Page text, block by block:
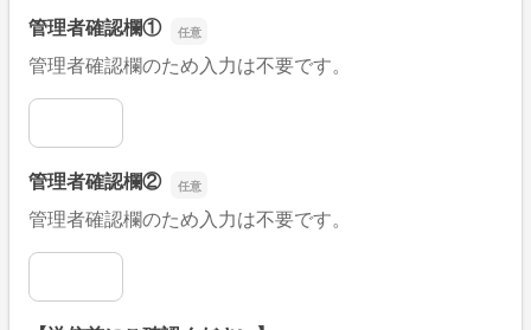
管理者確認欄①
管理者確認欄のため入力は不要です。
管理者確認欄①
管理者確認欄②
管理者確認欄のため入力は不要です。
管理者確認欄②